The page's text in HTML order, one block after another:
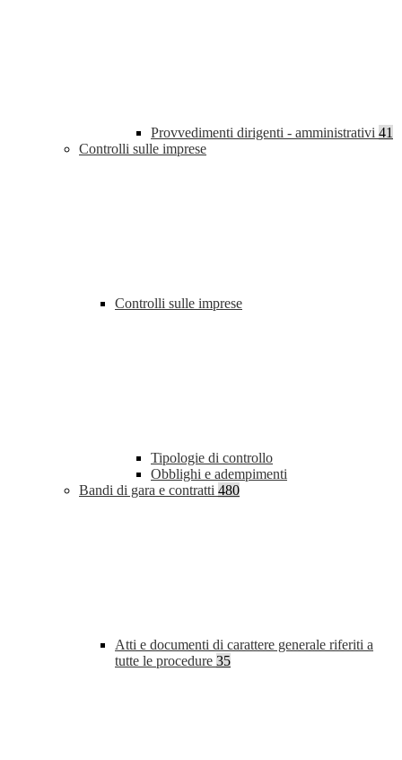
Provvedimenti dirigenti - amministrativi 41
Controlli sulle imprese
Controlli sulle imprese
Tipologie di controllo
Obblighi e adempimenti
Bandi di gara e contratti 480
Atti e documenti di carattere generale riferiti a
tutte le procedure 35